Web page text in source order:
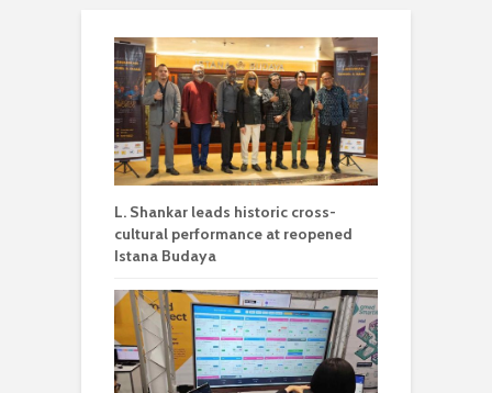
L. Shankar leads historic cross-
cultural performance at reopened
Istana Budaya